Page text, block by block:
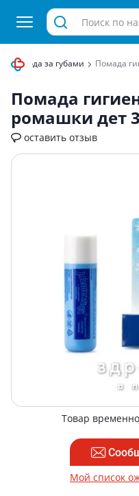
для ухода за губами Помада
Помада
ромашки дет
оставить отзыв
Товар временно
Мой список